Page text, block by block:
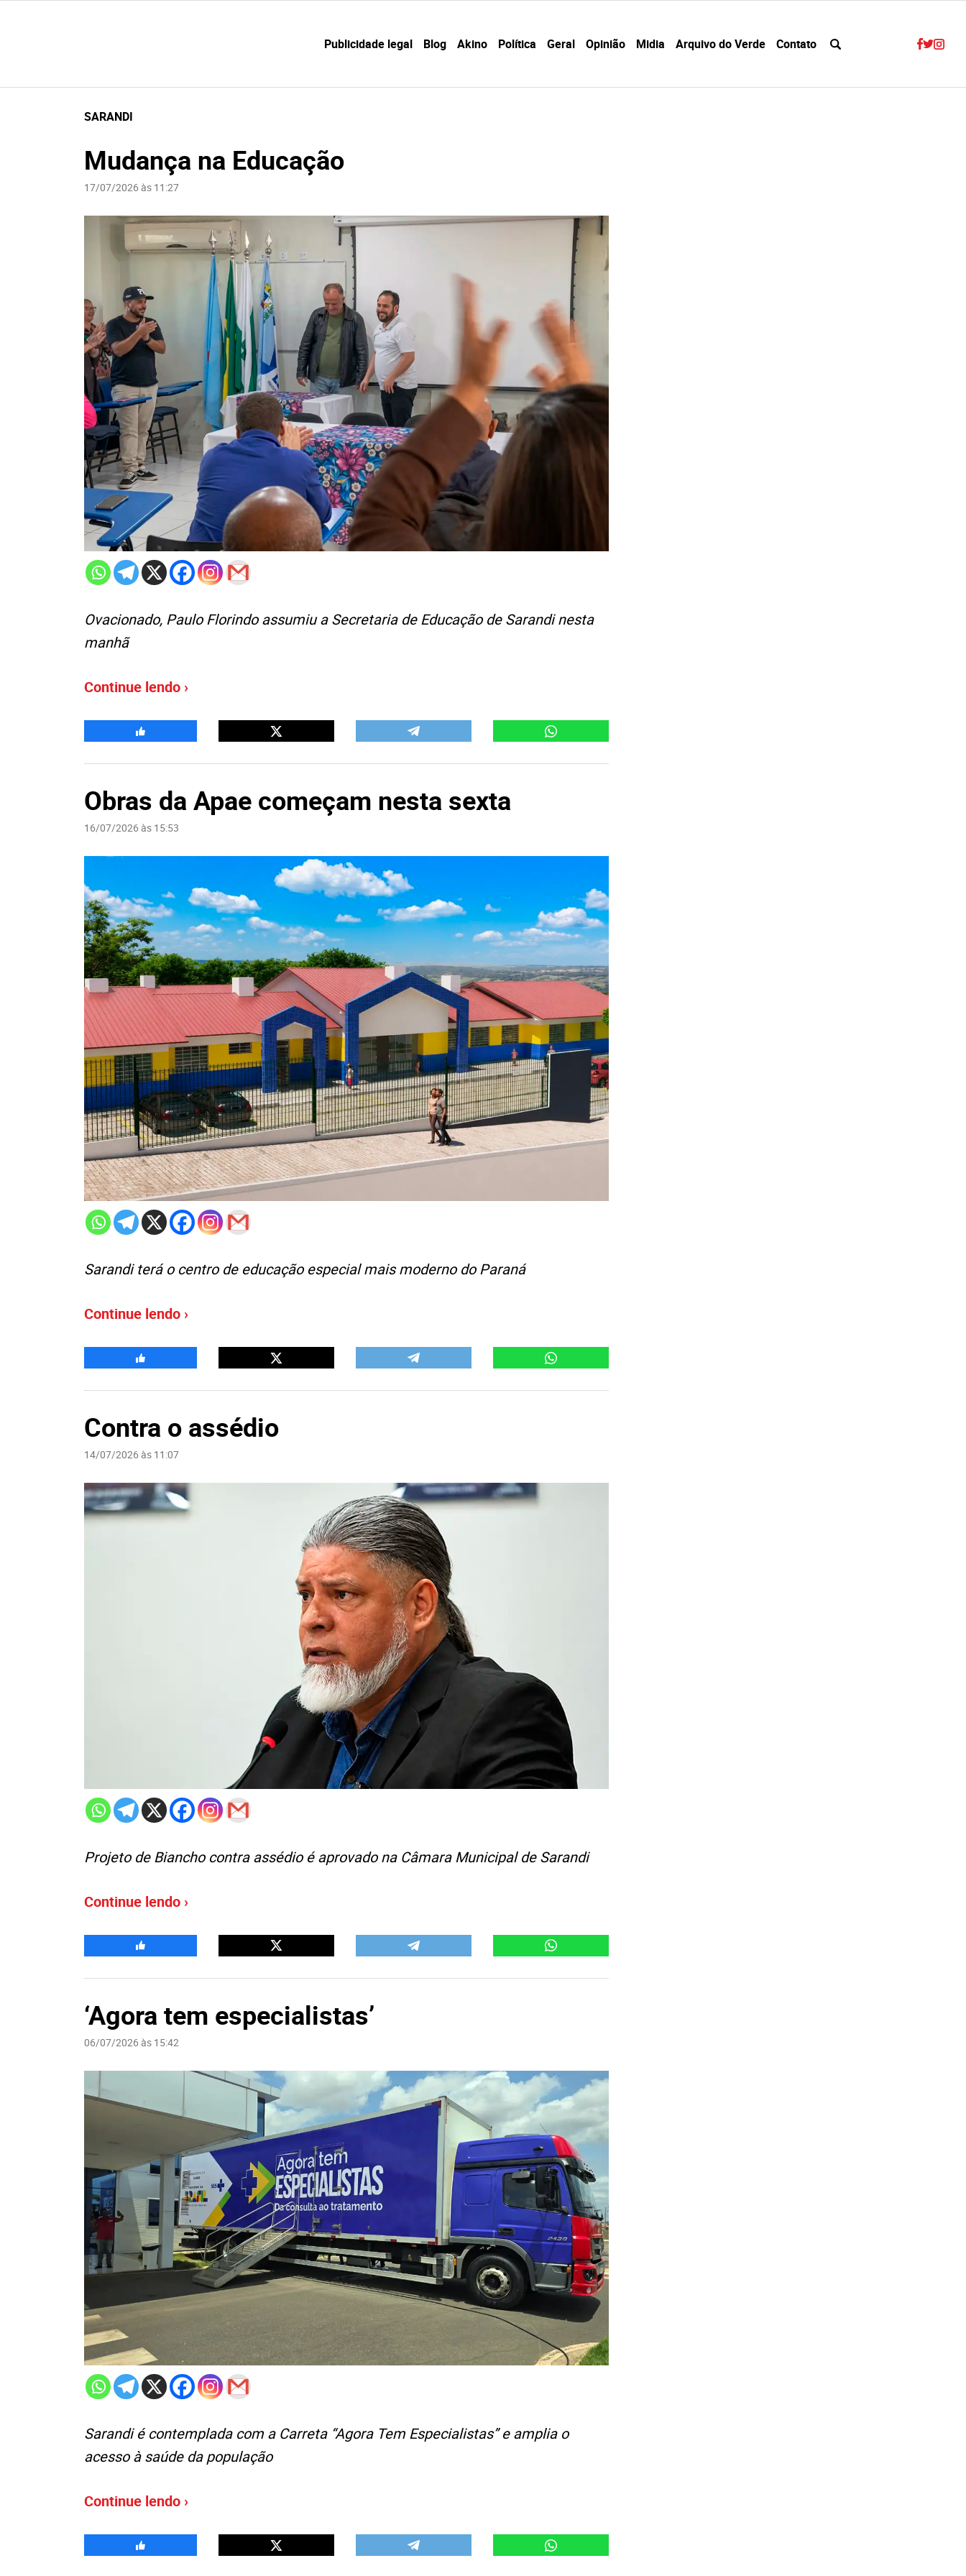
Publicidade legal Blog Akino Política Geral Opinião Midia Arquivo do Verde Contato
SARANDI
Mudança na Educação
17/07/2026 às 11:27
Ovacionado, Paulo Florindo assumiu a Secretaria de Educação de Sarandi nesta
manhã
Continue lendo ›
Obras da Apae começam nesta sexta
16/07/2026 às 15:53
Sarandi terá o centro de educação especial mais moderno do Paraná
Continue lendo ›
Contra o assédio
14/07/2026 às 11:07
Projeto de Biancho contra assédio é aprovado na Câmara Municipal de Sarandi
Continue lendo ›
‘Agora tem especialistas’
06/07/2026 às 15:42
Sarandi é contemplada com a Carreta “Agora Tem Especialistas” e amplia o
acesso à saúde da população
Continue lendo ›